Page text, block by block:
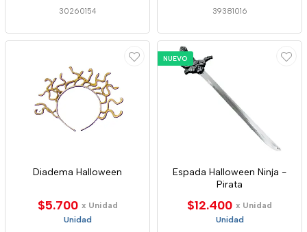
30260154 39381016
Diadema Halloween
$5.700 x Unidad
Unidad
NUEVO
Espada Halloween Ninja -
Pirata
$12.400 x Unidad
Unidad